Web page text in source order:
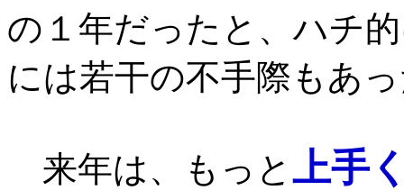
の１年だったと、ハチ
には若干の不手際もあ
来年は、もっと 上手